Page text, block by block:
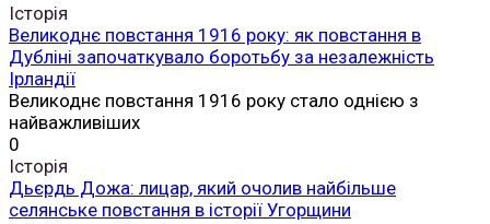
Історія
Великоднє повстання 1916 року: як повстання в
Дубліні започаткувало боротьбу за незалежність
Ірландії
Великоднє повстання 1916 року стало однією з
найважливіших
0
Історія
Дьєрдь Дожа: лицар, який очолив найбільше
селянське повстання в історії Угорщини